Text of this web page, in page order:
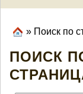
» Поиск по
ПОИСК